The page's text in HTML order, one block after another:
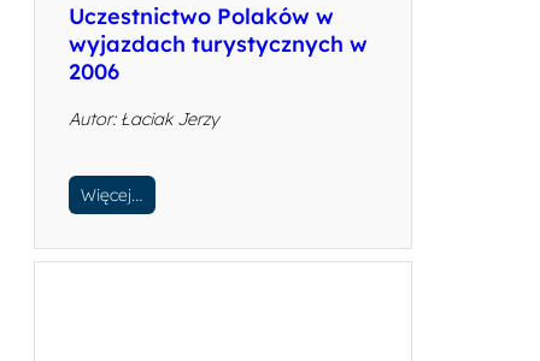
Uczestnictwo Polaków w
wyjazdach turystycznych w
2006
Autor: Łaciak Jerzy
Więcej…